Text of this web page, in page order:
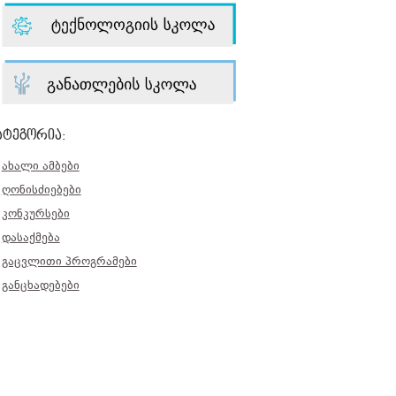
ახალი ამბები
ღონისძიებები
კონკურსები
დასაქმება
გაცვლითი პროგრამები
განცხადებები